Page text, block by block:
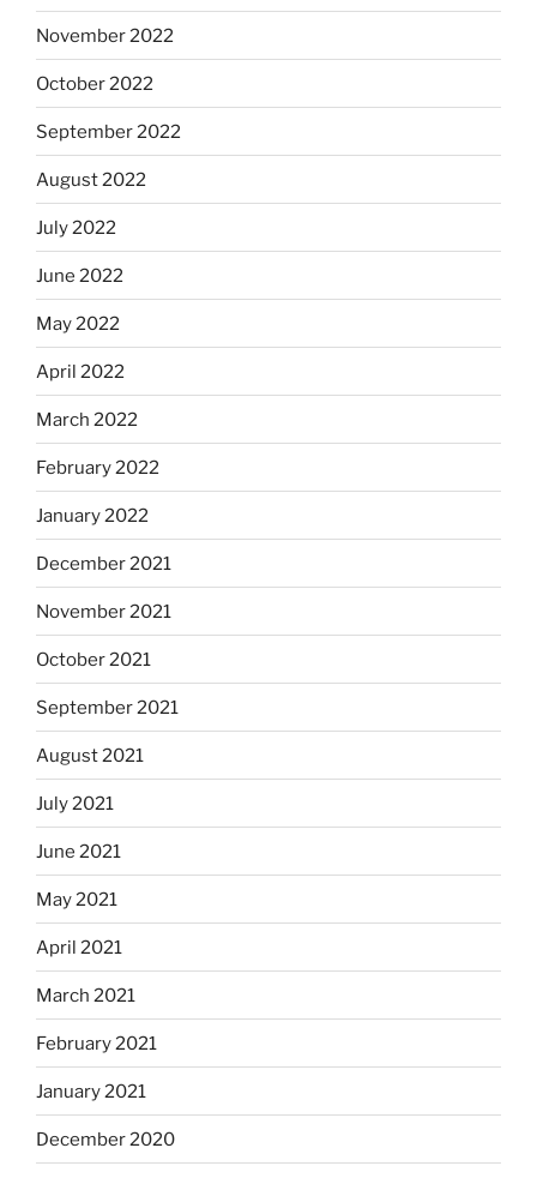
November 2022
October 2022
September 2022
August 2022
July 2022
June 2022
May 2022
April 2022
March 2022
February 2022
January 2022
December 2021
November 2021
October 2021
September 2021
August 2021
July 2021
June 2021
May 2021
April 2021
March 2021
February 2021
January 2021
December 2020